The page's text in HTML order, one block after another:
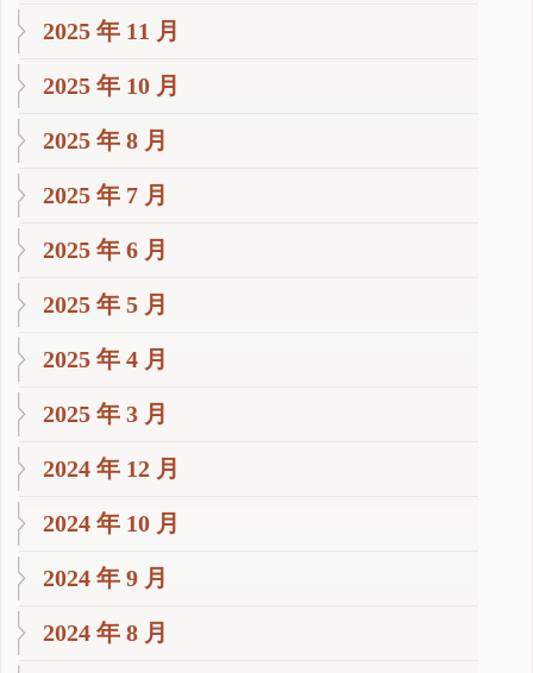
2025 年 11 月
2025 年 10 月
2025 年 8 月
2025 年 7 月
2025 年 6 月
2025 年 5 月
2025 年 4 月
2025 年 3 月
2024 年 12 月
2024 年 10 月
2024 年 9 月
2024 年 8 月